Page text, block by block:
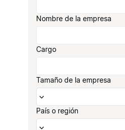
Nombre de la empresa
Cargo
Tamaño de la empresa
País o región